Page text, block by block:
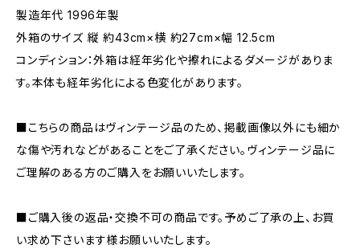
製造年代 1996年製
外箱のサイズ 縦 約43cm×横 約27cm×幅 12.5cm
コンディション：外箱は経年劣化や擦れによるダメージがありま
す。本体も経年劣化による色変化があります。
■こちらの商品はヴィンテージ品のため、掲載画像以外にも細か
な傷や汚れなどがあることをご了承ください。ヴィンテージ品に
ご理解のある方のご購入をお願いいたします。
■ご購入後の返品・交換不可の商品です。予めご了承の上、お買
い求め下さいます様お願いいたします。